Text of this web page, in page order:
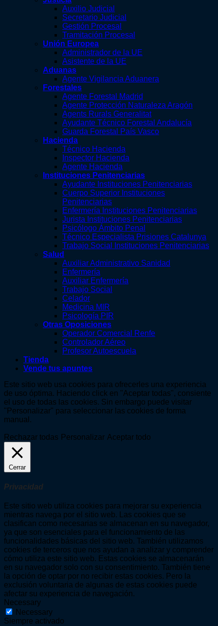
Auxilio Judicial
Secretario Judicial
Gestión Procesal
Tramitación Procesal
Unión Europea
Administrador de la UE
Asistente de la UE
Aduanas
Agente Vigilancia Aduanera
Forestales
Agente Forestal Madrid
Agente Protección Naturaleza Aragón
Agents Rurals Generalitat
Ayudante Técnico Forestal Andalucía
Guarda Forestal País Vasco
Hacienda
Técnico Hacienda
Inspector Hacienda
Agente Hacienda
Instituciones Penitenciarias
Ayudante Instituciones Penitenciarias
Cuerpo Superior Instituciones
Penitenciarias
Enfermería Instituciones Penitenciarias
Jurista Instituciones Penitenciarias
Psicólogo Ámbito Penal
Técnico Especialista Prisiones Catalunya
Trabajo Social Instituciones Penitenciarias
Salud
Auxiliar Administrativo Sanidad
Enfermería
Auxiliar Enfermería
Trabajo Social
Celador
Medicina MIR
Psicología PIR
Otras Oposiciones
Operador Comercial Renfe
Controlador Aéreo
Profesor Autoescuela
Tienda
Vende tus apuntes
Este sitio web usa cookies para ofrecerles una experiencia
de uso óptima. Haciendo click en "Aceptar todas", consiente
el uso de todas las cookies. Sin embargo puede visitar
"Personalizar" para seleccionar las cookies de forma
manual.
Rechazar todas Personalizar Aceptar todo
Cerrar
Privacidad
Este sitio web utiliza cookies para mejorar su experiencia
mientras navega por el sitio web. Las cookies que se
clasifican como necesarias se almacenan en su navegador,
ya que son esenciales para el funcionamiento de las
funcionalidades básicas del sitio web. También utilizamos
cookies de terceros que nos ayudan a analizar y comprender
cómo utiliza este sitio web. Estas cookies se almacenarán
en su navegador solo con su consentimiento. También tiene
la opción de optar por no recibir estas cookies. Pero la
exclusión voluntaria de algunas de estas cookies puede
afectar su experiencia de navegación.
Necessary
Necessary
Siempre activado